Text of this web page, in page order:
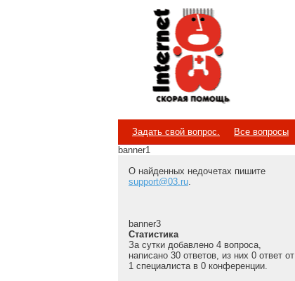
Internet
Скорая помощь
Задать свой вопрос. Все вопросы
banner1
О найденных недочетах пишите
support@03.ru.
banner3
Статистика
За сутки добавлено 4 вопроса,
написано 30 ответов, из них 0 ответ от
1 специалиста в 0 конференции.